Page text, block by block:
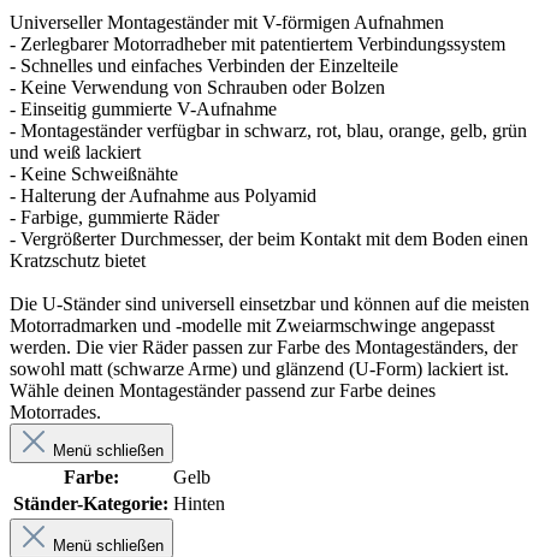
Universeller Montageständer mit V-förmigen Aufnahmen
- Zerlegbarer Motorradheber mit patentiertem Verbindungssystem
- Schnelles und einfaches Verbinden der Einzelteile
- Keine Verwendung von Schrauben oder Bolzen
- Einseitig gummierte V-Aufnahme
- Montageständer verfügbar in schwarz, rot, blau, orange, gelb, grün
und weiß lackiert
- Keine Schweißnähte
- Halterung der Aufnahme aus Polyamid
- Farbige, gummierte Räder
- Vergrößerter Durchmesser, der beim Kontakt mit dem Boden einen
Kratzschutz bietet
Die U-Ständer sind universell einsetzbar und können auf die meisten
Motorradmarken und -modelle mit Zweiarmschwinge angepasst
werden. Die vier Räder passen zur Farbe des Montageständers, der
sowohl matt (schwarze Arme) und glänzend (U-Form) lackiert ist.
Wähle deinen Montageständer passend zur Farbe deines
Motorrades.
Menü schließen
Farbe:
Gelb
Ständer-Kategorie: Hinten
Menü schließen